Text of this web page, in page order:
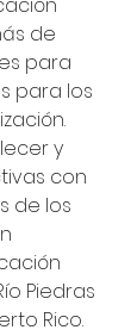
de
para
para los
y
con
de los
Piedras
Rico.